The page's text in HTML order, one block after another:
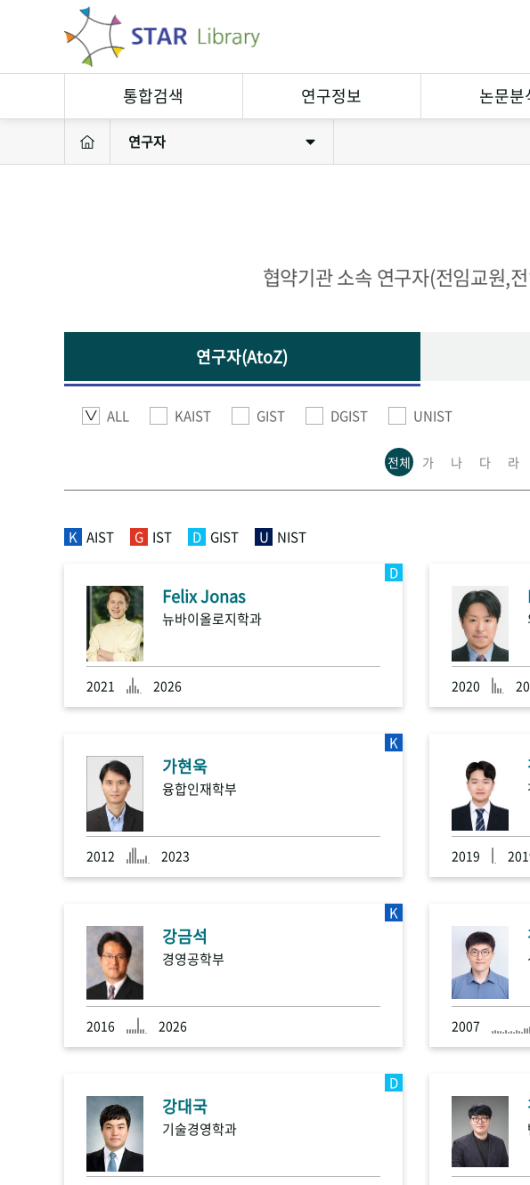
통합검색
연구정보검색
연구정보
연구자
논문분
연구자
협약기관 소속 연구자(전임교원,
연구자(AtoZ)
ALL KAIST GIST DGIST UNIST
전체 가 나 다 라
K AIST G IST D GIST U NIST
Felix Jonas
뉴바이올로지학과
2021 2026
D
2020
가현욱
융합인재학부
2012 2023
K
2019
강금석
경영공학부
2016 2026
K
2007
강대국
기술경영학과
D